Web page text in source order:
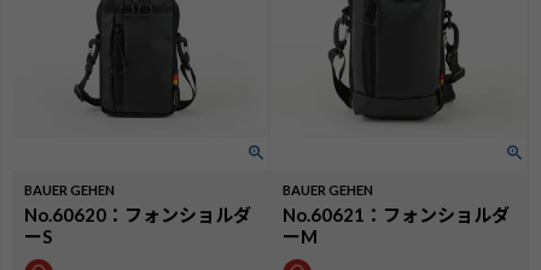
BAUER GEHEN
No.60620：フォンショルダ
ーS
BAUER GEHEN
No.60621：フォンショルダ
ーM